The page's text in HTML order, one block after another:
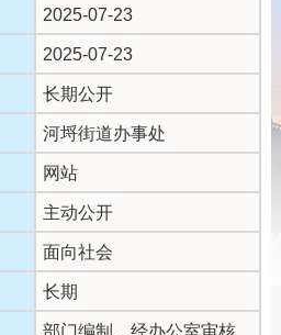
2025-07-23
2025-07-23
长期公开
河埒街道办事处
网站
主动公开
面向社会
长期
部门编制，经办公室审核